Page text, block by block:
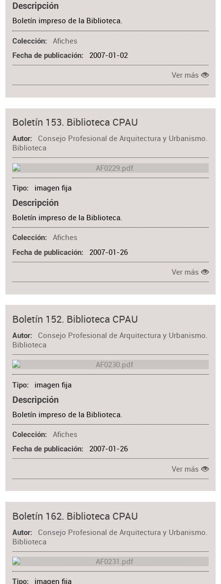
Descripción
Boletín impreso de la Biblioteca.
Colección Afiches
Fecha de publicación 2007-01-02
Ver más
Boletín 153. Biblioteca CPAU
Autor
Consejo Profesional de Arquitectura y Urbanismo.
Biblioteca
Tipo imagen fija
Descripción
Boletín impreso de la Biblioteca.
Colección Afiches
Fecha de publicación 2007-01-26
Ver más
Boletín 152. Biblioteca CPAU
Autor
Consejo Profesional de Arquitectura y Urbanismo.
Biblioteca
Tipo imagen fija
Descripción
Boletín impreso de la Biblioteca.
Colección Afiches
Fecha de publicación 2007-01-26
Ver más
Boletín 162. Biblioteca CPAU
Autor
Consejo Profesional de Arquitectura y Urbanismo.
Biblioteca
Tipo imagen fija